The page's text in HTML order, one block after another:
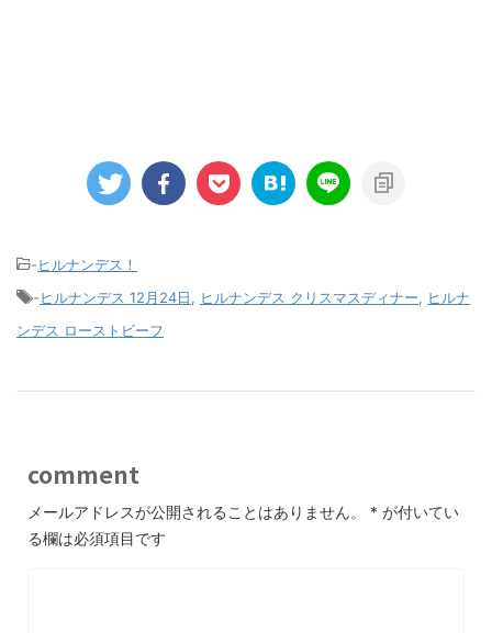
-ヒルナンデス！
-ヒルナンデス 12月24日 ヒルナンデス クリスマスディナー
ヒルナ
ンデス ローストビーフ
comment
メールアドレスが公開されることはありません。 * が付いてい
る欄は必須項目です